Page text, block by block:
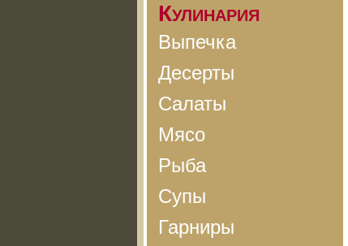
Кулинария
Выпечка
Десерты
Салаты
Мясо
Рыба
Супы
Гарниры